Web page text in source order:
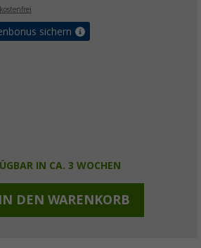
sichern
IN CA. 3 WOCHEN
IN DEN WARENKORB